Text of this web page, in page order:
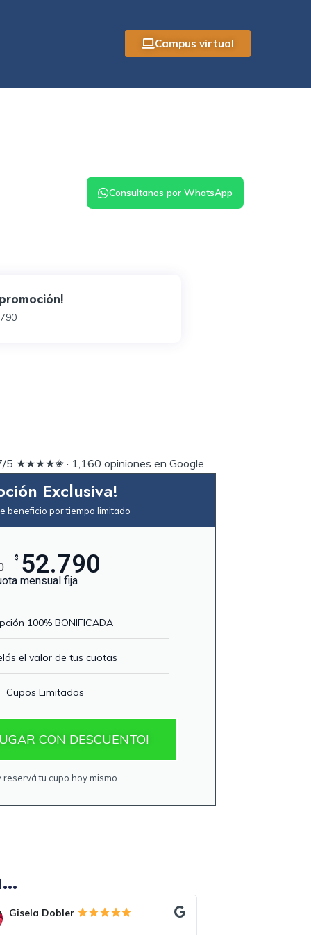
Campus virtual
Consultanos por WhatsApp
5 ★★★★✬ · ‎1,160 opiniones en Google
Exclusiva!
beneficio por tiempo limitado
$ 52.790
mensual fija
100% BONIFICADA
el valor de tus cuotas
Cupos Limitados
CON DESCUENTO!
reservá tu cupo hoy mismo
Gustavo Villasboa